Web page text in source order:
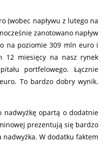
(wobec napływu z lutego na
zanotowano napływ
na poziomie 309 mln euro i
12 miesięcy na nasz rynek
portfelowego. Łącznie
To bardzo dobry wynik.
nadwyżkę opartą o dodatnie
prezentują się bardzo
W dodatku faktem